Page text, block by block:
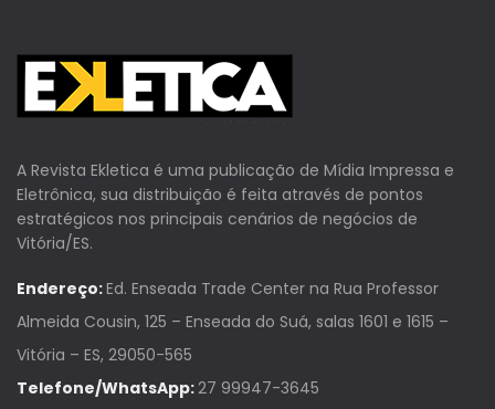
A Revista Ekletica é uma publicação de Mídia Impressa e
Eletrônica, sua distribuição é feita através de pontos
estratégicos nos principais cenários de negócios de
Vitória/ES.
Endereço:Ed. Enseada Trade Center na Rua Professor
Almeida Cousin, 125 – Enseada do Suá, salas 1601 e 1615 –
Vitória – ES, 29050-565
Telefone/WhatsApp:27 99947-3645